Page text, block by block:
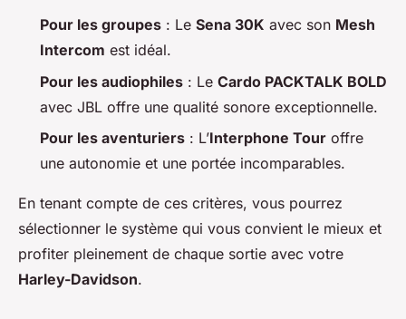
Pour les groupes : Le Sena 30K avec son Mesh
Intercom est idéal.
Pour les audiophiles : Le Cardo PACKTALK BOLD
avec JBL offre une qualité sonore exceptionnelle.
Pour les aventuriers : L’Interphone Tour offre
une autonomie et une portée incomparables.
En tenant compte de ces critères, vous pourrez
sélectionner le système qui vous convient le mieux et
profiter pleinement de chaque sortie avec votre
Harley-Davidson.